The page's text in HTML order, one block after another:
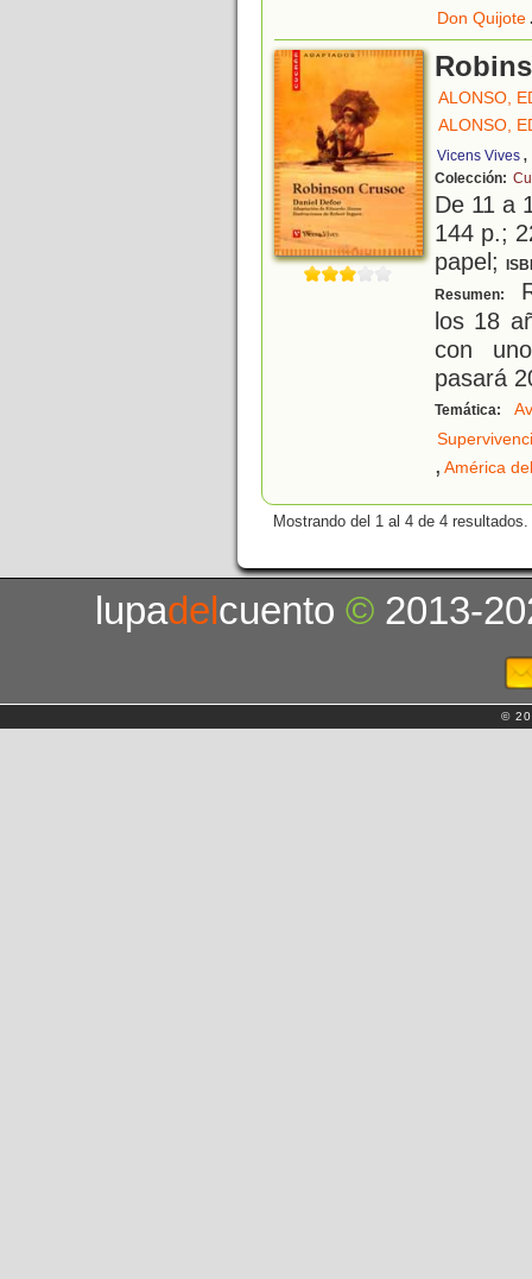
Don Quijote
ALONSO,
ALONSO,
Vicens Vives
Colección:
De 11 a
144 p.;
papel;
Resumen:
los 18
con
pasará
Temática:
, América
Mostrando del 1 al 4 de 4 resultados.
lupadelcuento© 2013-
©